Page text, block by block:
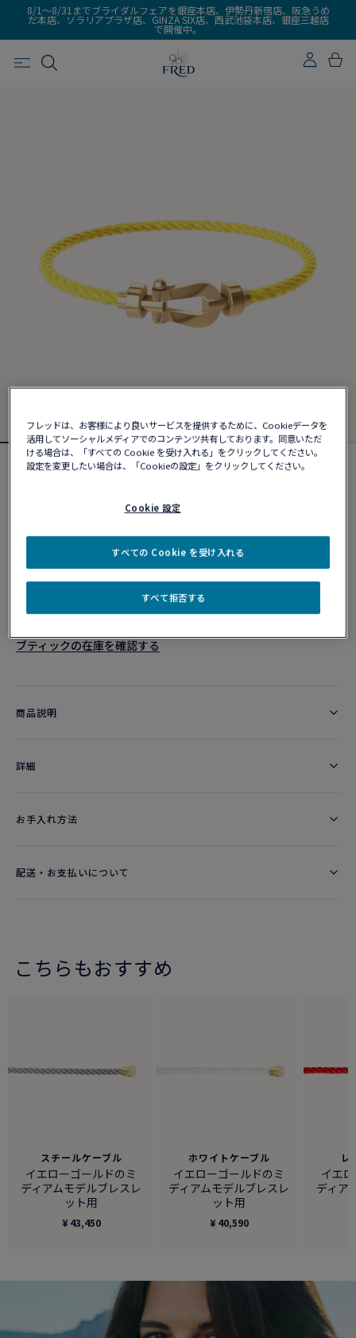
8/1～8/31までブライダルフェアを銀座本店、伊勢丹新宿店、阪急うめ
だ本店、ソラリアプラザ店、GINZA SIX店、西武池袋本店、銀座三越店
で開催中。
フォース10ブレスレット
カスタマイズ
ショッピングバッグに追加
ブティックの在庫を確認する​
商品説明
詳細​
お手入れ方法
配送・お支払いについて
こちらもおすすめ
スチールケーブル
イエローゴールドのミ
ディアムモデルブレスレ
ット用
¥ 43,450
ホワイトケーブル
イエローゴールドのミ
ディアムモデルブレスレ
ット用
¥ 40,590
レ
イエ
ディア
フレッドは、お客様により良いサービスを提供するために、Cookieデータを
活用してソーシャルメディアでのコンテンツ共有しております。同意いただ
ける場合は、「すべての Cookie を受け入れる」をクリックしてください。
設定を変更したい場合は、「Cookieの設定」をクリックしてください。
Cookie 設定
すべて拒否する
すべての Cookie を受け入れる